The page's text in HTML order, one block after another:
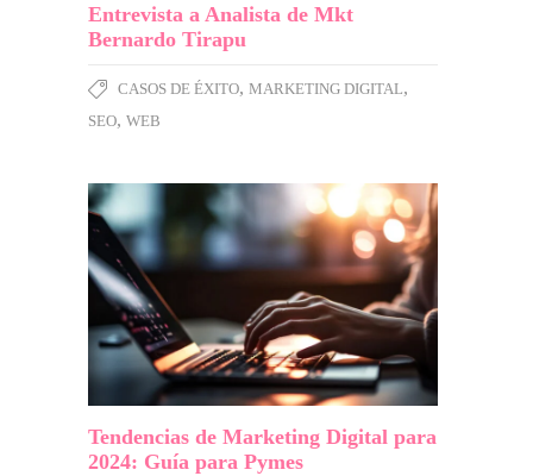
Entrevista a Analista de Mkt
Bernardo Tirapu
CASOS DE ÉXITO, MARKETING DIGITAL,
SEO, WEB
Tendencias de Marketing Digital para
2024: Guía para Pymes